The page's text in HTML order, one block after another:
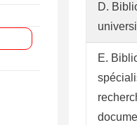
D.
E.